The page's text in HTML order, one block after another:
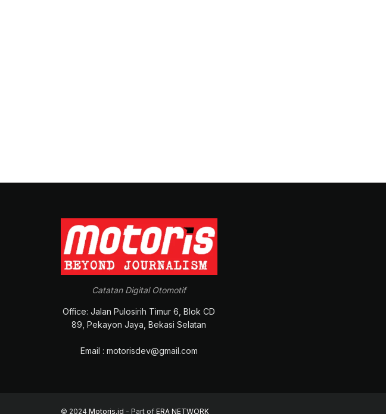
Catatan Digital Otomotif
Office: Jalan Pulosirih Timur 6, Blok CD
89, Pekayon Jaya, Bekasi Selatan
Email : motorisdev@gmail.com
© 2024 Motoris.id - Part of ERA NETWORK